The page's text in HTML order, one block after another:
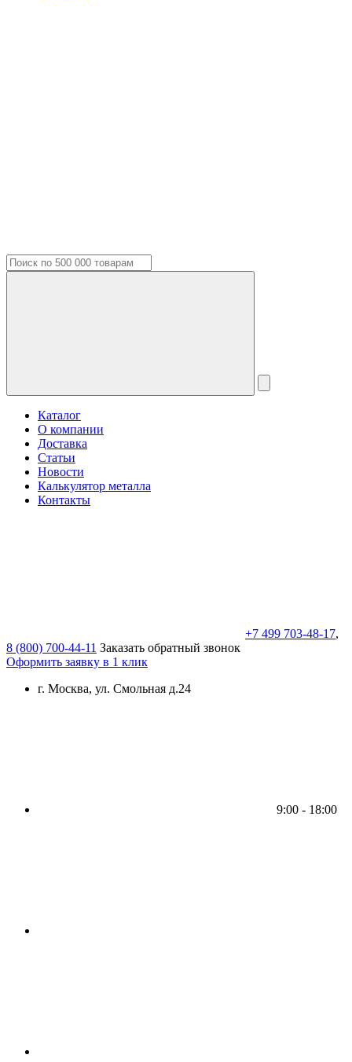
Каталог
О компании
Доставка
Статьи
Новости
Калькулятор металла
Контакты
+7 499 703-48-17,
8 (800) 700-44-11 Заказать обратный звонок
Оформить заявку в 1 клик
г. Москва, ул. Смольная д.24
9:00 - 18:00